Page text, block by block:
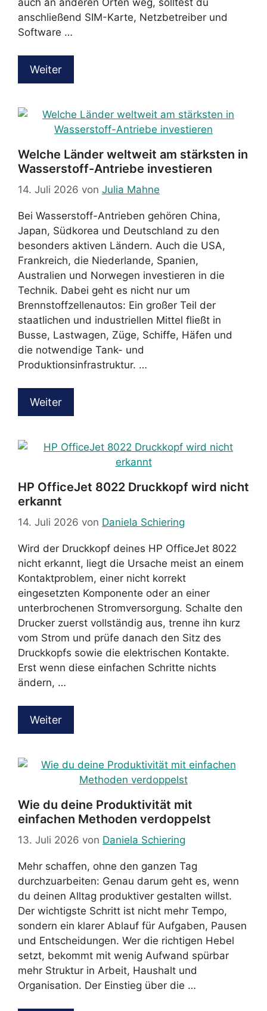
auch an anderen Orten weg, solltest du
anschließend SIM-Karte, Netzbetreiber und
Software …
Weiter
Welche Länder weltweit am stärksten in
Wasserstoff-Antriebe investieren
14. Juli 2026 von Julia Mahne
Bei Wasserstoff-Antrieben gehören China,
Japan, Südkorea und Deutschland zu den
besonders aktiven Ländern. Auch die USA,
Frankreich, die Niederlande, Spanien,
Australien und Norwegen investieren in die
Technik. Dabei geht es nicht nur um
Brennstoffzellenautos: Ein großer Teil der
staatlichen und industriellen Mittel fließt in
Busse, Lastwagen, Züge, Schiffe, Häfen und
die notwendige Tank- und
Produktionsinfrastruktur. …
Weiter
HP OfficeJet 8022 Druckkopf wird nicht
erkannt
14. Juli 2026 von Daniela Schiering
Wird der Druckkopf deines HP OfficeJet 8022
nicht erkannt, liegt die Ursache meist an einem
Kontaktproblem, einer nicht korrekt
eingesetzten Komponente oder an einer
unterbrochenen Stromversorgung. Schalte den
Drucker zuerst vollständig aus, trenne ihn kurz
vom Strom und prüfe danach den Sitz des
Druckkopfs sowie die elektrischen Kontakte.
Erst wenn diese einfachen Schritte nichts
ändern, …
Weiter
Wie du deine Produktivität mit
einfachen Methoden verdoppelst
13. Juli 2026 von Daniela Schiering
Mehr schaffen, ohne den ganzen Tag
durchzuarbeiten: Genau darum geht es, wenn
du deinen Alltag produktiver gestalten willst.
Der wichtigste Schritt ist nicht mehr Tempo,
sondern ein klarer Ablauf für Aufgaben, Pausen
und Entscheidungen. Wer die richtigen Hebel
setzt, bekommt mit wenig Aufwand spürbar
mehr Struktur in Arbeit, Haushalt und
Organisation. Der Einstieg über die …